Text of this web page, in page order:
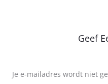
Geef
Je e-mailadres wordt niet